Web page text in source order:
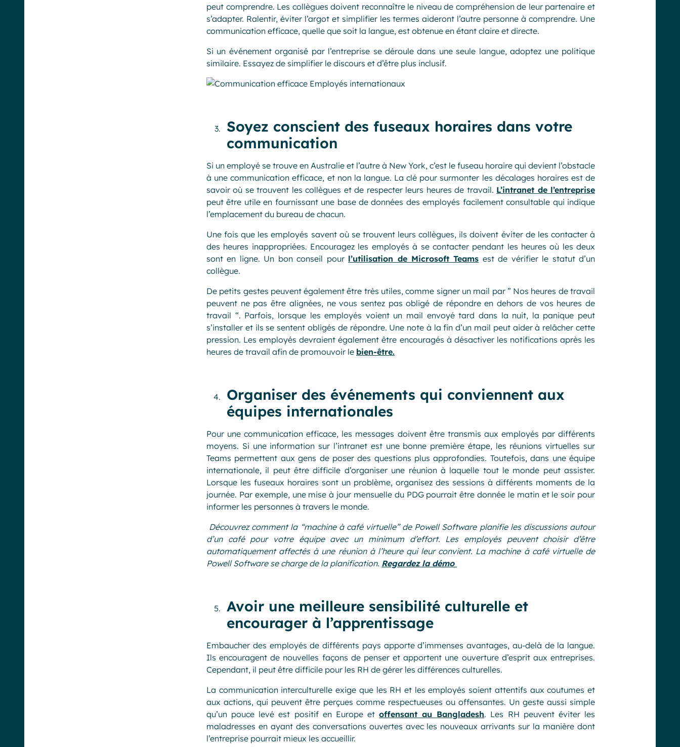
peut comprendre. Les collègues doivent reconnaître le niveau de compréhension de leur partenaire et
s’adapter. Ralentir, éviter l’argot et simplifier les termes aideront l’autre personne à comprendre. Une
communication efficace, quelle que soit la langue, est obtenue en étant claire et directe.
Si un événement organisé par l’entreprise se déroule dans une seule langue, adoptez une politique
similaire. Essayez de simplifier le discours et d’être plus inclusif.
Soyez conscient des fuseaux horaires dans votre
communication
Si un employé se trouve en Australie et l’autre à New York, c’est le fuseau horaire qui devient l’obstacle
à une communication efficace, et non la langue. La clé pour surmonter les décalages horaires est de
savoir où se trouvent les collègues et de respecter leurs heures de travail. L’intranet de l’entreprise
peut être utile en fournissant une base de données des employés facilement consultable qui indique
l’emplacement du bureau de chacun.
Une fois que les employés savent où se trouvent leurs collègues, ils doivent éviter de les contacter à
des heures inappropriées. Encouragez les employés à se contacter pendant les heures où les deux
sont en ligne. Un bon conseil pour l’utilisation de Microsoft Teams est de vérifier le statut d’un
collègue.
De petits gestes peuvent également être très utiles, comme signer un mail par ” Nos heures de travail
peuvent ne pas être alignées, ne vous sentez pas obligé de répondre en dehors de vos heures de
travail “. Parfois, lorsque les employés voient un mail envoyé tard dans la nuit, la panique peut
s’installer et ils se sentent obligés de répondre. Une note à la fin d’un mail peut aider à relâcher cette
pression. Les employés devraient également être encouragés à désactiver les notifications après les
heures de travail afin de promouvoir le bien-être.
Organiser des événements qui conviennent aux
équipes internationales
Pour une communication efficace, les messages doivent être transmis aux employés par différents
moyens. Si une information sur l’intranet est une bonne première étape, les réunions virtuelles sur
Teams permettent aux gens de poser des questions plus approfondies. Toutefois, dans une équipe
internationale, il peut être difficile d’organiser une réunion à laquelle tout le monde peut assister.
Lorsque les fuseaux horaires sont un problème, organisez des sessions à différents moments de la
journée. Par exemple, une mise à jour mensuelle du PDG pourrait être donnée le matin et le soir pour
informer les personnes à travers le monde.
Découvrez comment la “machine à café virtuelle” de Powell Software planifie les discussions autour
d’un café pour votre équipe avec un minimum d’effort. Les employés peuvent choisir d’être
automatiquement affectés à une réunion à l’heure qui leur convient. La machine à café virtuelle de
Powell Software se charge de la planification. Regardez la démo
Avoir une meilleure sensibilité culturelle et
encourager à l’apprentissage
Embaucher des employés de différents pays apporte d’immenses avantages, au-delà de la langue.
Ils encouragent de nouvelles façons de penser et apportent une ouverture d’esprit aux entreprises.
Cependant, il peut être difficile pour les RH de gérer les différences culturelles.
La communication interculturelle exige que les RH et les employés soient attentifs aux coutumes et
aux actions, qui peuvent être perçues comme respectueuses ou offensantes. Un geste aussi simple
qu’un pouce levé est positif en Europe etoffensant au Bangladesh. Les RH peuvent éviter les
maladresses en ayant des conversations ouvertes avec les nouveaux arrivants sur la manière dont
l’entreprise pourrait mieux les accueillir.